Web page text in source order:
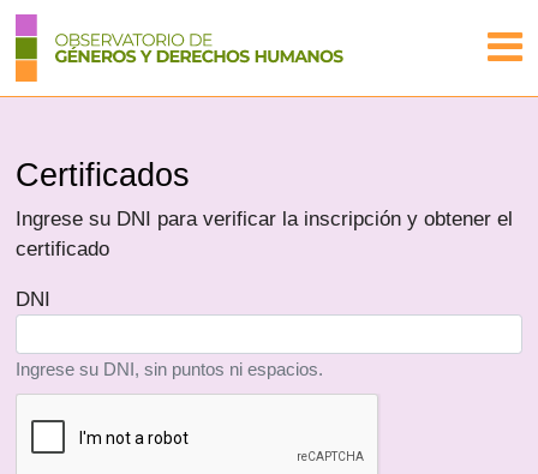
Certificados
Ingrese su DNI para verificar la inscripción y obtener el
certificado
DNI
Ingrese su DNI, sin puntos ni espacios.